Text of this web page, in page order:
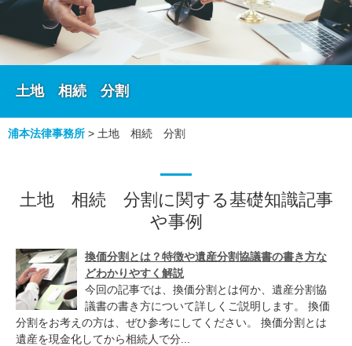
土地 相続 分割
浦本法律事務所 > 土地 相続 分割
土地 相続 分割に関する基礎知識記事
や事例
換価分割とは？特徴や遺産分割協議書の書き方な
どわかりやすく解説
今回の記事では、換価分割とは何か、遺産分割協
議書の書き方について詳しくご説明します。 換価
分割をお考えの方は、ぜひ参考にしてください。 換価分割とは
遺産を現金化してから相続人で分...